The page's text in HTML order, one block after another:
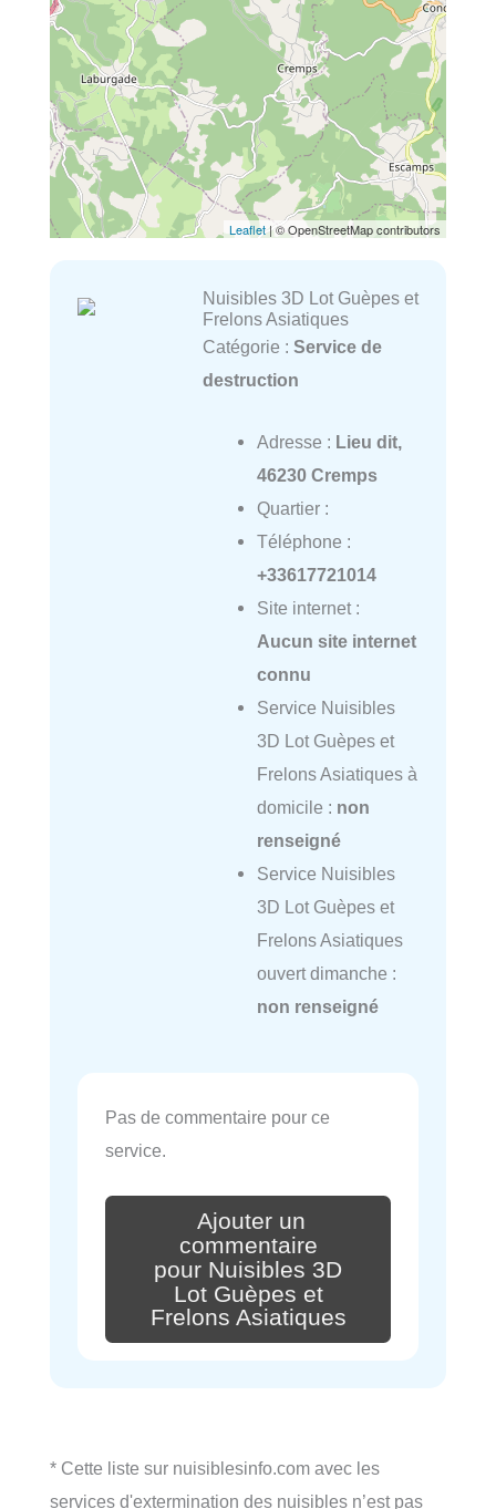
Leaflet| © OpenStreetMap contributors
Nuisibles 3D Lot Guèpes et
Frelons Asiatiques
Catégorie : Service de
destruction
Adresse : Lieu dit,
46230 Cremps
Quartier :
Téléphone :
+33617721014
Site internet :
Aucun site internet
connu
Service Nuisibles
3D Lot Guèpes et
Frelons Asiatiques à
domicile : non
renseigné
Service Nuisibles
3D Lot Guèpes et
Frelons Asiatiques
ouvert dimanche :
non renseigné
Pas de commentaire pour ce
service.
Ajouter un
commentaire
pour Nuisibles 3D
Lot Guèpes et
Frelons Asiatiques
* Cette liste sur nuisiblesinfo.com avec les
services d'extermination des nuisibles n’est pas